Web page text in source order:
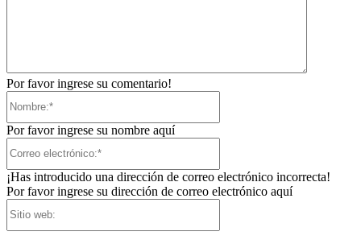
Por favor ingrese su comentario!
Por favor ingrese su nombre aquí
¡Has introducido una dirección de correo electrónico incorrecta!
Por favor ingrese su dirección de correo electrónico aquí